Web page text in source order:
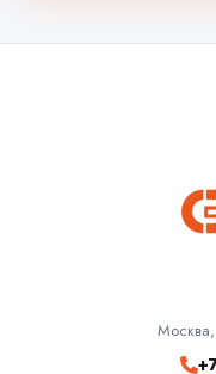
Москва,